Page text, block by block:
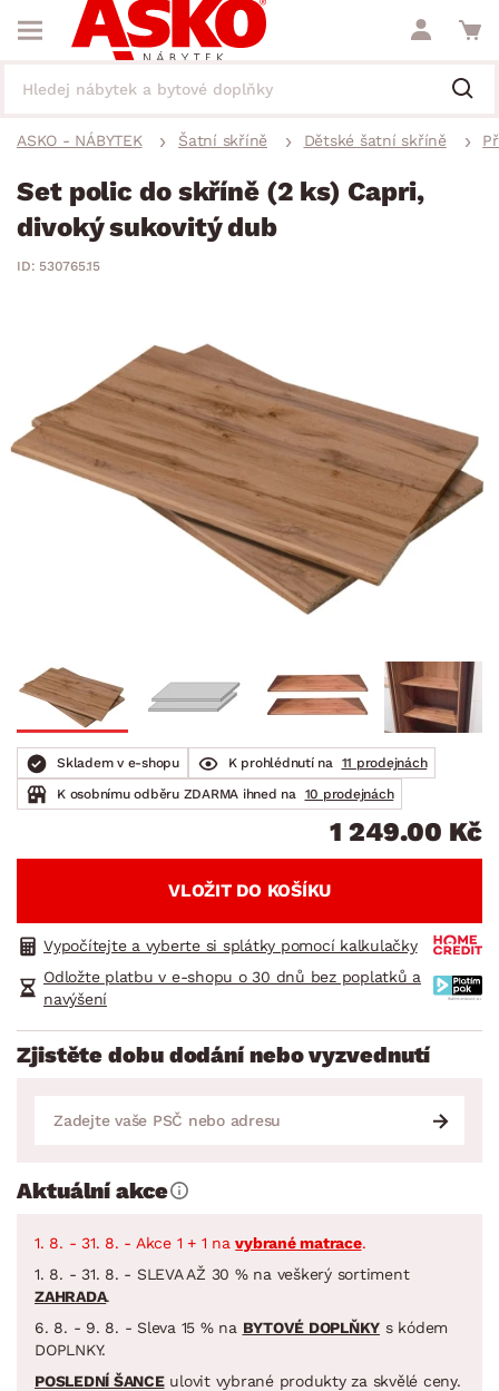
ASKO - NÁBYTEK Šatní skříně Dětské šatní skříně
Set polic do skříně (2 ks) Capri,
divoký sukovitý dub
ID: 530765.15
Skladem v e-shopu K prohlédnutí na
11 prodejnách
K osobnímu odběru ZDARMA ihned na
10 prodejnách
1 249.00 Kč
VLOŽIT DO KOŠÍKU
Vypočítejte a vyberte si splátky pomocí kalkulačky
Odložte platbu v e-shopu o 30 dnů bez poplatků a
navýšení
Zjistěte dobu dodání nebo vyzvednutí
Aktuální akce
1. 8. - 31. 8. - Akce 1 + 1 navybrané matrace.
1. 8. - 31. 8. - SLEVA AŽ 30 % na veškerý sortiment
ZAHRADA.
6. 8. - 9. 8. - Sleva 15 % na BYTOVÉ DOPLŇKY s kódem
DOPLNKY.
POSLEDNÍ ŠANCEulovit vybrané produkty za skvělé ceny.